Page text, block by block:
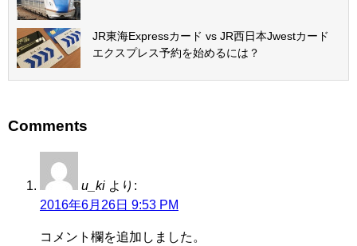
JR東海Expressカード vs JR西日本Jwestカード
エクスプレス予約を始めるには？
Comments
u_ki より:
2016年6月26日 9:53 PM
コメント欄を追加しました。